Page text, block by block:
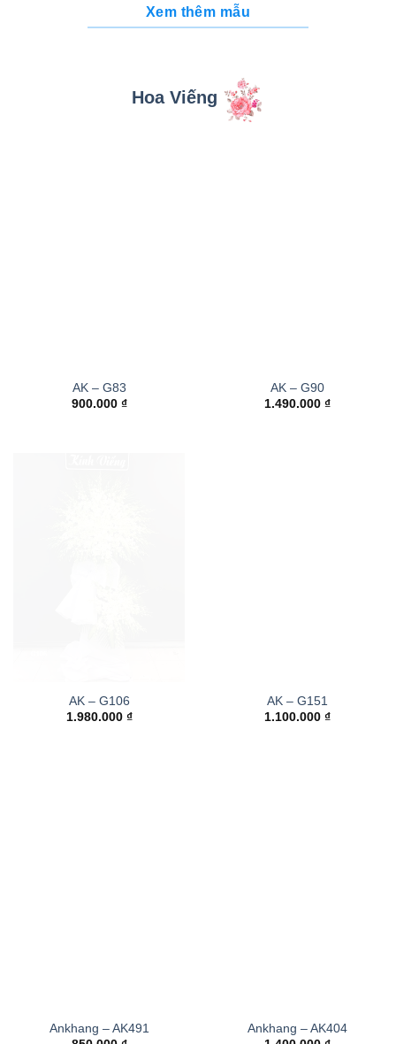
Xem thêm mẫu
Hoa Viếng
AK – G83
900.000 ₫
AK – G90
1.490.000 ₫
AK – G106
1.980.000 ₫
AK – G151
1.100.000 ₫
Ankhang – AK491
Ankhang – AK404